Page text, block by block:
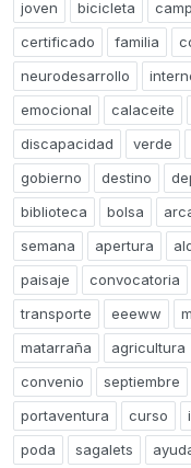
joven
bicicleta
certificado
familia
neurodesarrollo
emocional
calaceite
discapacidad
verde
gobierno
destino
biblioteca
bolsa
semana
apertura
paisaje
convocatoria
transporte
eeeww
matarraña
agricultura
convenio
septiembre
portaventura
curso
poda
sagalets